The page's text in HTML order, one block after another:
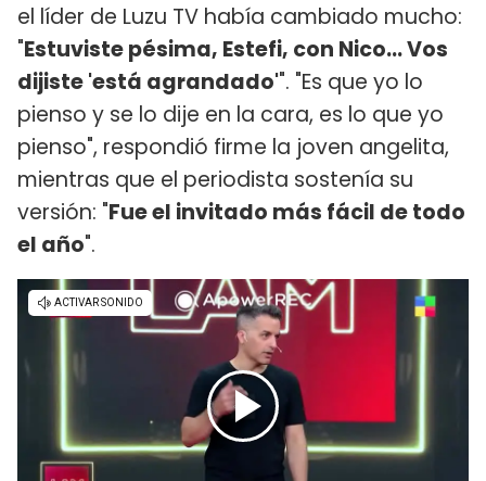
el líder de Luzu TV había cambiado mucho:
"Estuviste pésima, Estefi, con Nico... Vos
dijiste 'está agrandado'". "Es que yo lo
pienso y se lo dije en la cara, es lo que yo
pienso", respondió firme la joven angelita,
mientras que el periodista sostenía su
versión: "Fue el invitado más fácil de todo
el año".